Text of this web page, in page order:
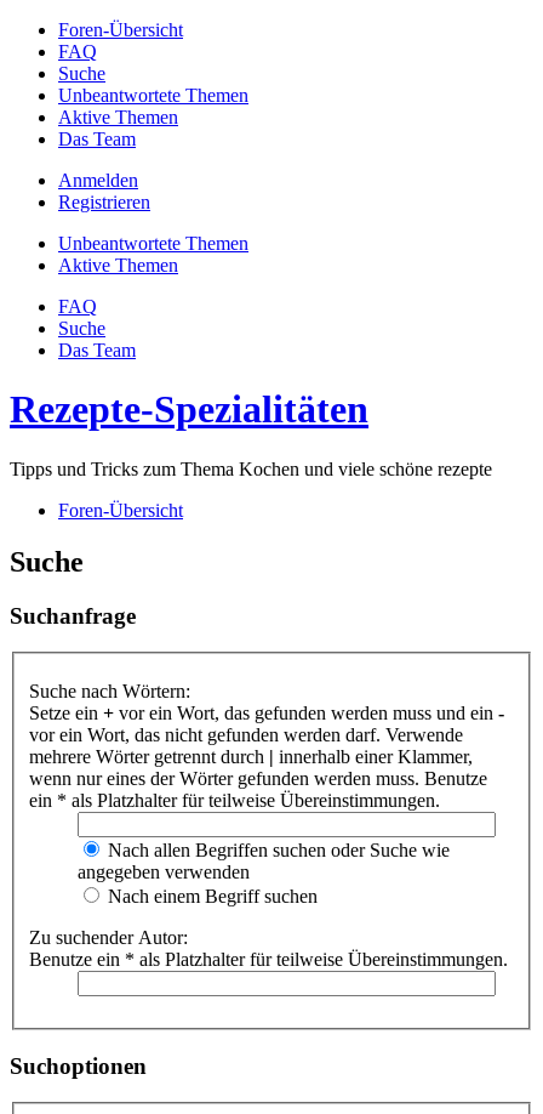
Foren-Übersicht
FAQ
Suche
Unbeantwortete Themen
Aktive Themen
Das Team
Anmelden
Registrieren
Unbeantwortete Themen
Aktive Themen
FAQ
Suche
Das Team
Rezepte-Spezialitäten
Tipps und Tricks zum Thema Kochen und viele schöne rezepte
Foren-Übersicht
Suche
Suchanfrage
Suche nach Wörtern:
Setze ein + vor ein Wort, das gefunden werden muss und ein -
vor ein Wort, das nicht gefunden werden darf. Verwende
mehrere Wörter getrennt durch | innerhalb einer Klammer,
wenn nur eines der Wörter gefunden werden muss. Benutze
ein * als Platzhalter für teilweise Übereinstimmungen.
Nach allen Begriffen suchen oder Suche wie
angegeben verwenden
Nach einem Begriff suchen
Zu suchender Autor:
Benutze ein * als Platzhalter für teilweise Übereinstimmungen.
Suchoptionen